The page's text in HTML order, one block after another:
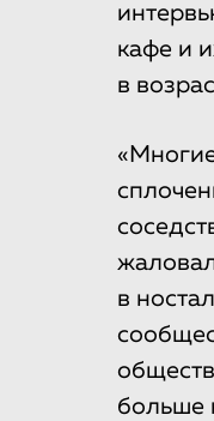
кафе и
в
в
больше